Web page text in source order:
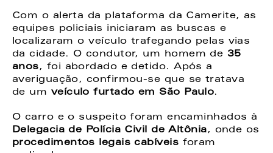
Com o alerta da plataforma da Camerite, as
equipes policiais iniciaram as buscas e
localizaram o veículo trafegando pelas vias
da cidade. O condutor, um homem de 35
anos, foi abordado e detido. Após a
averiguação, confirmou-se que se tratava
de um veículo furtado em São Paulo.
Delegacia de Polícia Civil de Altônia
procedimentos legais cabíveis foram